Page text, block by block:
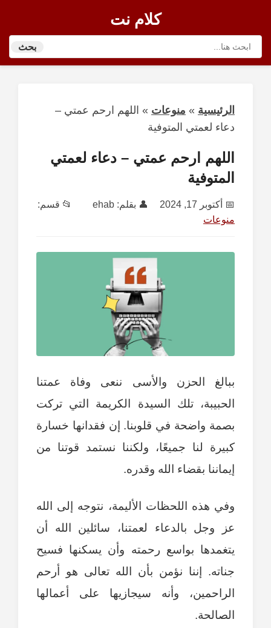
كلام نت
بحث
الرئيسية » منوعات » اللهم ارحم عمتي –
دعاء لعمتي المتوفية
اللهم ارحم عمتي – دعاء لعمتي
المتوفية
📅 أكتوبر 17, 2024 👤 بقلم: ehab
📂 قسم:
منوعات
ببالغ الحزن والأسى ننعى وفاة عمتنا
الحبيبة، تلك السيدة الكريمة التي تركت
بصمة واضحة في قلوبنا. إن فقدانها خسارة
كبيرة لنا جميعًا، ولكننا نستمد قوتنا من
إيماننا بقضاء الله وقدره.
وفي هذه اللحظات الأليمة، نتوجه إلى الله
عز وجل بالدعاء لعمتنا، سائلين الله أن
يتغمدها بواسع رحمته وأن يسكنها فسيح
جناته. إننا نؤمن بأن الله تعالى هو أرحم
الراحمين، وأنه سيجازيها على أعمالها
الصالحة.